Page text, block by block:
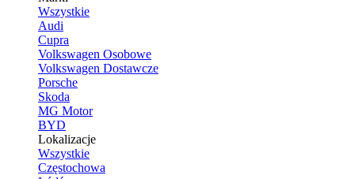
Wszystkie
Audi
Cupra
Volkswagen Osobowe
Volkswagen Dostawcze
Porsche
Skoda
MG Motor
BYD
Lokalizacje
Wszystkie
Częstochowa